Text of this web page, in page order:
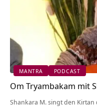
MANTRA PODCAST
Om Tryambakam mit
Shankara M. singt den